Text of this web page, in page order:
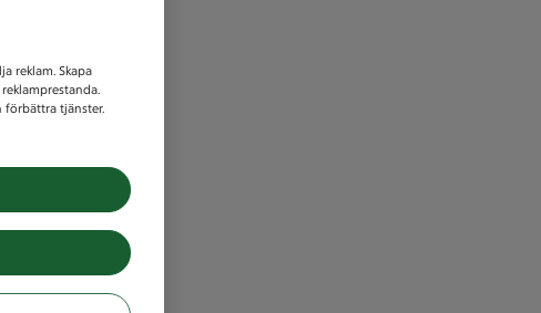
reklam. Skapa
förbättra tjänster.